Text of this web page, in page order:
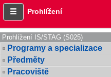
Prohlížení
Prohlížení IS/STAG (S025)
Programy a specializace
Předměty
Pracoviště